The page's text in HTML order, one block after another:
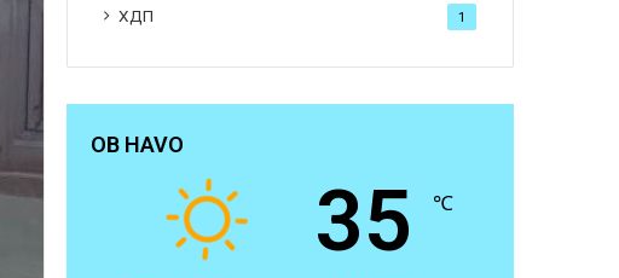
ХДП 1
OB HAVO
35 ℃